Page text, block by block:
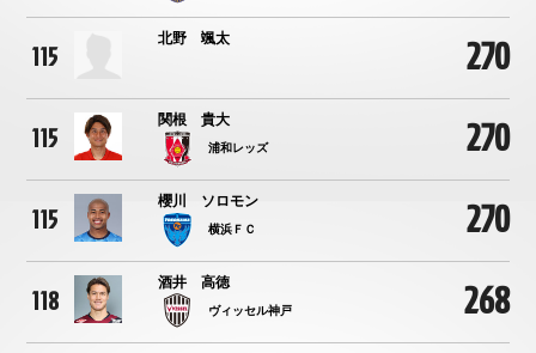
115
北野 颯太 270
115
関根 貴大
浦和レッズ 270
115
櫻川 ソロモン
横浜ＦＣ 270
118
酒井 高徳
ヴィッセル神戸 268